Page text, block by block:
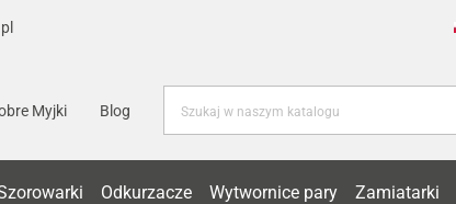
Myjki Blog
Odkurzacze Wytwornice pary Zamiatarki